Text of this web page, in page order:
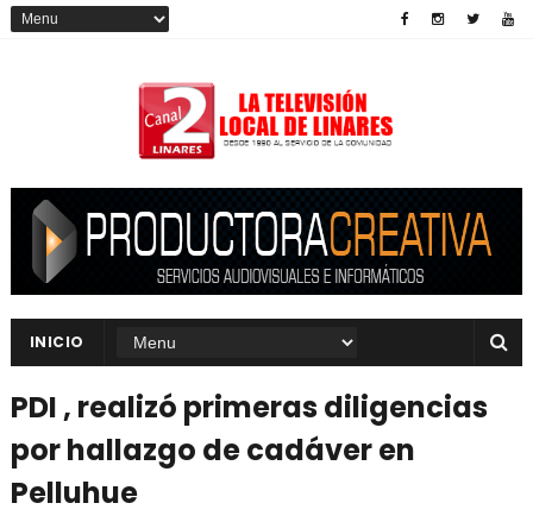
INICIO
PDI , realizó primeras diligencias
por hallazgo de cadáver en
Pelluhue